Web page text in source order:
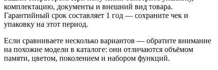
комплектацию, документы и внешний вид товара.
Гарантийный срок составляет 1 год — сохраните чек и
упаковку на этот период.
Если сравниваете несколько вариантов — обратите внимание
на похожие модели в каталоге: они отличаются объёмом
памяти, цветом, поколением и набором функций.